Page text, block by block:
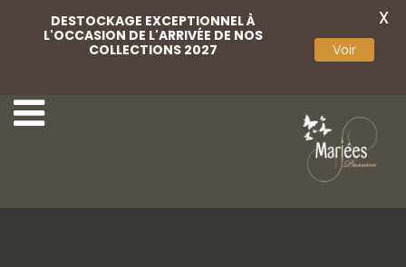
DESTOCKAGE EXCEPTIONNEL À
L'OCCASION DE L'ARRIVÉE DE NOS
COLLECTIONS 2027
Voir
X